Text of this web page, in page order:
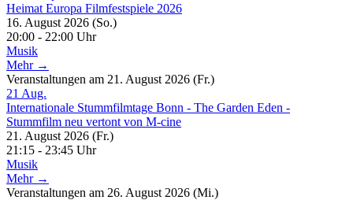
Heimat Europa Filmfestspiele 2026
16. August 2026 (So.)
20:00 - 22:00 Uhr
Musik
Mehr →
Veranstaltungen am 21. August 2026 (Fr.)
21 Aug.
Internationale Stummfilmtage Bonn - The Garden Eden -
Stummfilm neu vertont von M-cine
21. August 2026 (Fr.)
21:15 - 23:45 Uhr
Musik
Mehr →
Veranstaltungen am 26. August 2026 (Mi.)